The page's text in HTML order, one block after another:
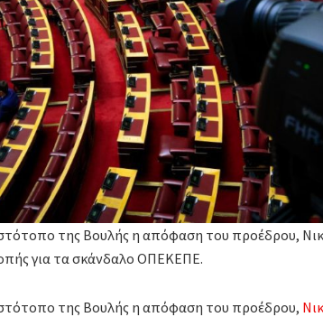
της Βουλής η απόφαση του προέδρου,
για τα σκάνδαλο ΟΠΕΚΕΠΕ.
της Βουλής η απόφαση του προέδρου,